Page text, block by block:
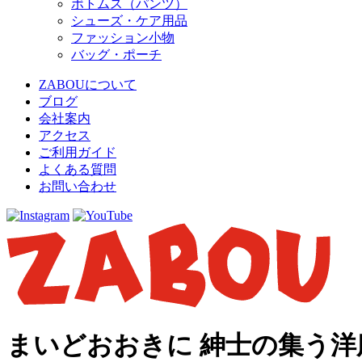
ボトムス（パンツ）
シューズ・ケア用品
ファッション小物
バッグ・ポーチ
ZABOUについて
ブログ
会社案内
アクセス
ご利用ガイド
よくある質問
お問い合わせ
まいどおおきに 紳士の集う